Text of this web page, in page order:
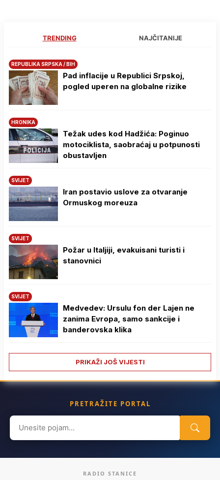
TRENDING NAJČITANIJE
REPUBLIKA SRPSKA / BIH
Pad inflacije u Republici Srpskoj,
pogled uperen na globalne rizike
HRONIKA
Težak udes kod Hadžića: Poginuo
motociklista, saobraćaj u potpunosti
obustavljen
SVIJET
Iran postavio uslove za otvaranje
Ormuskog moreuza
SVIJET
Požar u Italjiji, evakuisani turisti i
stanovnici
SVIJET
Medvedev: Ursulu fon der Lajen ne
zanima Evropa, samo sankcije i
banderovska klika
PRIKAŽI JOŠ VIJESTI
PRETRAŽITE PORTAL
Search
for:
RADIO STANICE